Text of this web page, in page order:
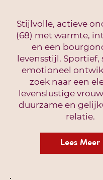
Stijlvolle, actieve
(68) met warmte,
en een
levensstijl. Sportief,
emotioneel
zoek naar een
levenslustige
duurzame en
relatie.
Lees Meer